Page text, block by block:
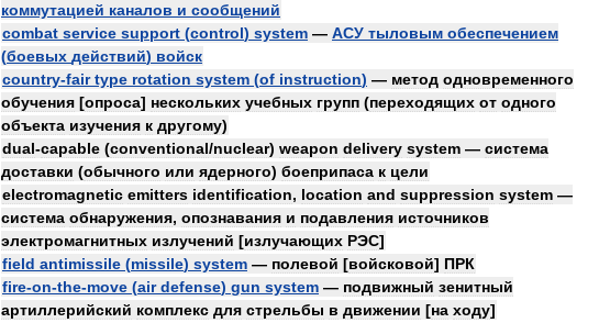
коммутацией каналов и сообщений
combat service support (control) system — АСУ тыловым обеспечением
(боевых действий) войск
country-fair type rotation system (of instruction) — метод одновременного
обучения [опроса] нескольких учебных групп (переходящих от одного
объекта изучения к другому)
dual-capable (conventional/nuclear) weapon delivery system — система
доставки (обычного или ядерного) боеприпаса к цели
electromagnetic emitters identification, location and suppression system —
система обнаружения, опознавания и подавления источников
электромагнитных излучений [излучающих РЭС]
field antimissile (missile) system — полевой [войсковой] ПРК
fire-on-the-move (air defense) gun system — подвижный зенитный
артиллерийский комплекс для стрельбы в движении [на ходу]